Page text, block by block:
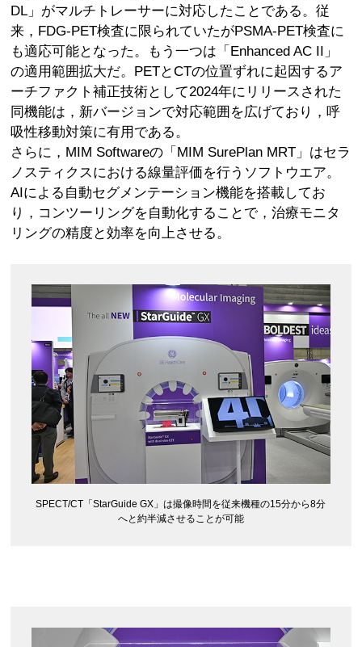
DL」がマルチトレーサーに対応したことである。従
来，FDG-PET検査に限られていたがPSMA-PET検査に
も適応可能となった。もう一つは「Enhanced AC II」
の適用範囲拡大だ。PETとCTの位置ずれに起因するア
ーチファクト補正技術として2024年にリリースされた
同機能は，新バージョンで対応範囲を広げており，呼
吸性移動対策に有用である。
さらに，MIM Softwareの「MIM SurePlan MRT」はセラ
ノスティクスにおける線量評価を行うソフトウエア。
AIによる自動セグメンテーション機能を搭載してお
り，コンツーリングを自動化することで，治療モニタ
リングの精度と効率を向上させる。
SPECT/CT「StarGuide GX」は撮像時間を従来機種の15分から8分
へと約半減させることが可能